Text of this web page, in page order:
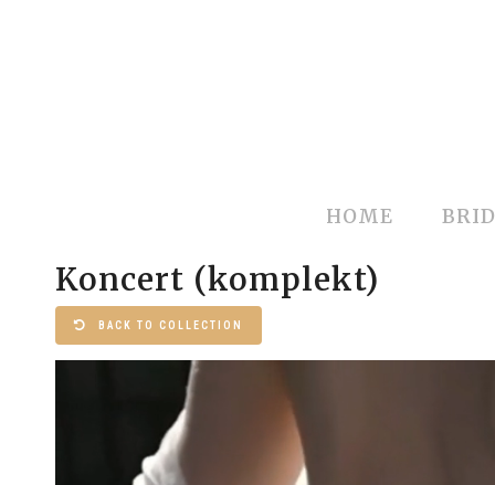
HOME
Koncert (komplekt)
BACK TO COLLECTION